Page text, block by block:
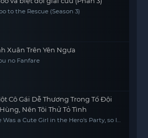
to the Rescue (Season 3)
Xuân Trên Yên Ngựa
no Fanfare
Cô Gái Dễ Thương Trong Tổ Đội
Nên Tôi Thử Tỏ Tình
Was a Cute Girl in the Hero's Party, so I